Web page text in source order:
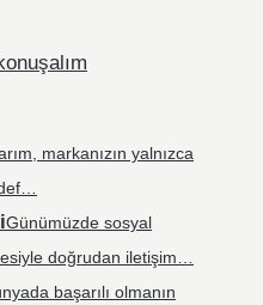
markanızın yalnızca
Günümüzde sosyal
doğrudan iletişim…
başarılı olmanın